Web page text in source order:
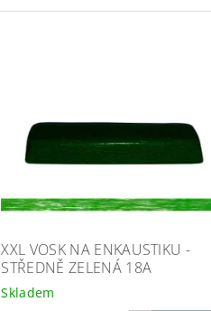
XXL VOSK NA ENKAUSTIKU -
STŘEDNĚ ZELENÁ 18A
Skladem